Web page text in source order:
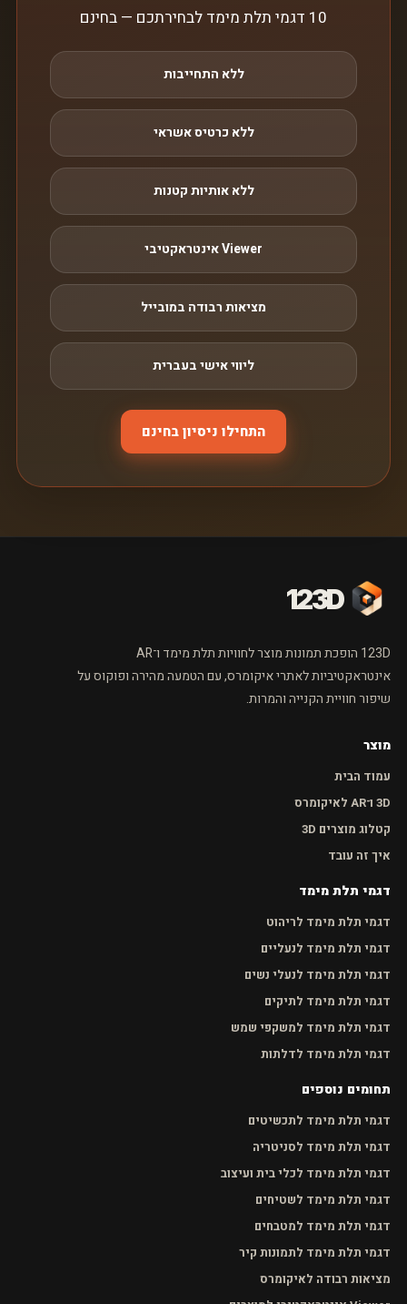
10 דגמי תלת מימד לבחירתכם — בחינם
ללא התחייבות
ללא כרטיס אשראי
ללא אותיות קטנות
Viewer אינטראקטיבי
מציאות רבודה במובייל
ליווי אישי בעברית
התחילו ניסיון בחינם
123D
123D הופכת תמונות מוצר לחוויות תלת מימד ו־AR
אינטראקטיביות לאתרי איקומרס, עם הטמעה מהירה ופוקוס על
שיפור חוויית הקנייה והמרות.
מוצר
עמוד הבית
3D ו־AR לאיקומרס
קטלוג מוצרים 3D
איך זה עובד
דגמי תלת מימד
דגמי תלת מימד לריהוט
דגמי תלת מימד לנעליים
דגמי תלת מימד לנעלי נשים
דגמי תלת מימד לתיקים
דגמי תלת מימד למשקפי שמש
דגמי תלת מימד לדלתות
תחומים נוספים
דגמי תלת מימד לתכשיטים
דגמי תלת מימד לסניטריה
דגמי תלת מימד לכלי בית ועיצוב
דגמי תלת מימד לשטיחים
דגמי תלת מימד למטבחים
דגמי תלת מימד לתמונות קיר
מציאות רבודה לאיקומרס